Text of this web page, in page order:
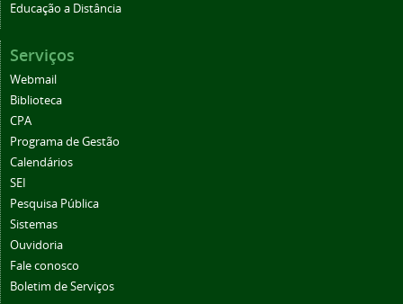
Educação a Distância
Serviços
Webmail
Biblioteca
CPA
Programa de Gestão
Calendários
SEI
Pesquisa Pública
Sistemas
Ouvidoria
Fale conosco
Boletim de Serviços